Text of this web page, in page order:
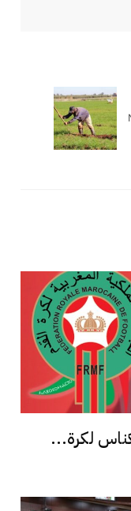
لكرة...